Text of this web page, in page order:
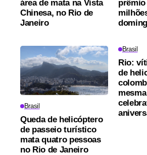
área de mata na Vista
Chinesa, no Rio de
Janeiro
prêmio
Brasil
Queda de helicóptero
de passeio turístico
mata quatro pessoas
no Rio de Janeiro
Brasil
Rio:
de